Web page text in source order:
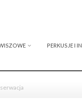
PERKUSJE I